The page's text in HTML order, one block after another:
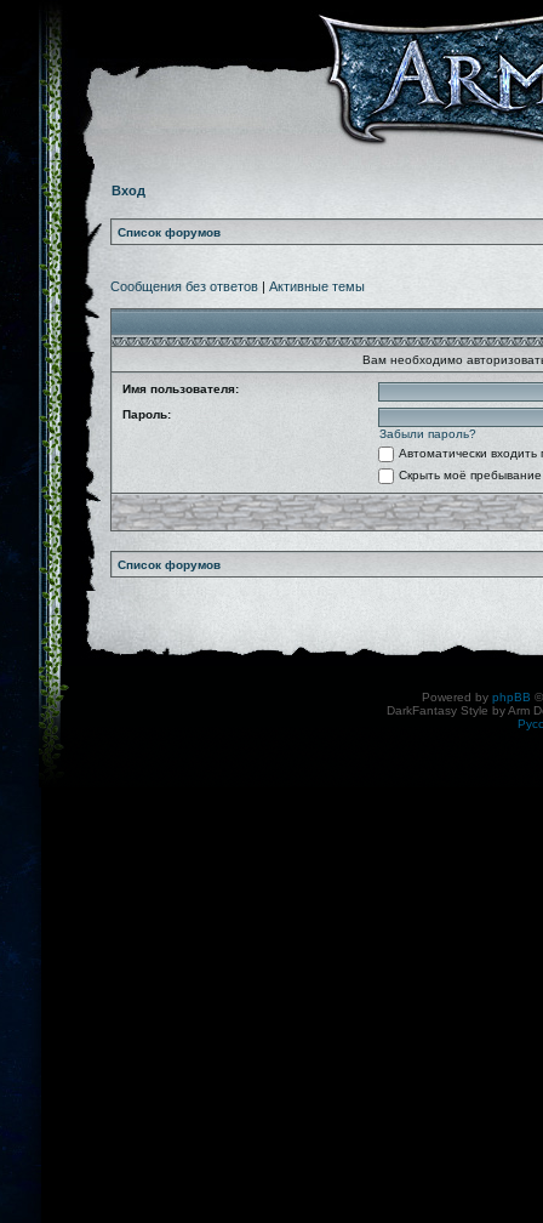
Вход
Список форумов
Сообщения без ответов | Активные темы
Вам необходимо
Имя пользователя:
Пароль:
Забыли пароль?
Автоматически
Скрыть моё
Список форумов
Powered by phpBB
DarkFantasy Style by Arm